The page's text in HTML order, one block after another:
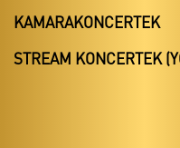
KAMARAKONCERTEK
STREAM KONCERTEK